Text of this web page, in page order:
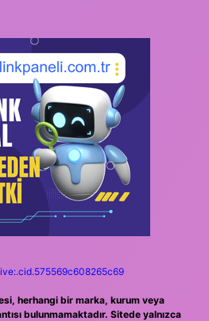
herhangi bir marka, kurum veya
bulunmamaktadır. Sitede yalnızca